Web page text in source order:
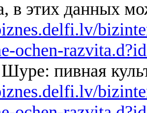
в этих данных
ochen-
пивная